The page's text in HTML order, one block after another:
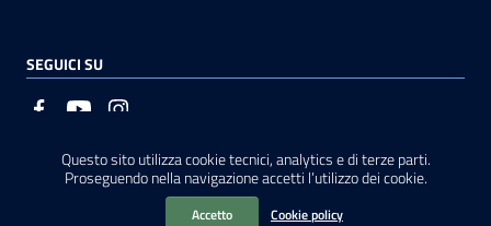
Questo sito utilizza cookie tecnici, analytics e di terze parti.
Proseguendo nella navigazione accetti l’utilizzo dei cookie.
Accetto Cookie policy
SEGUICI SU
Sezione Link Utili
Privacy | Cookie policy | Note legali | Contatti |Basato
Prototipo per siti PA di AgID